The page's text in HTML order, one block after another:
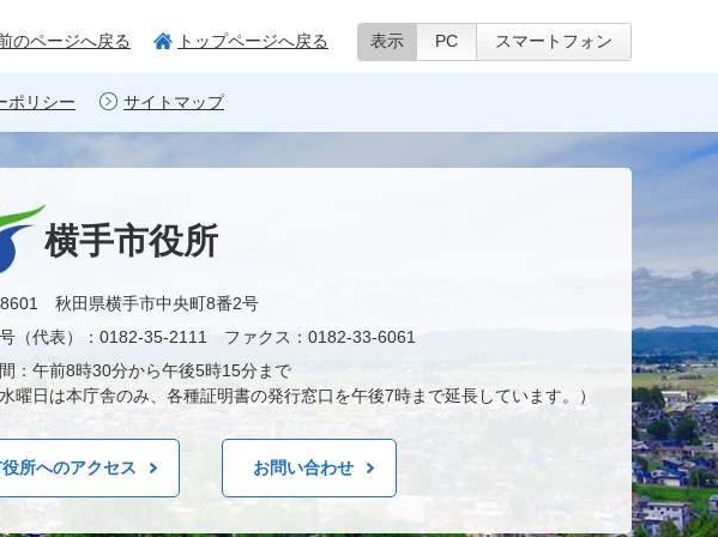
のページへ戻る トップページへ戻る 表示 PC スマートフォン
ポリシー サイトマップ
横手市役所
秋田県横手市中央町8番2号
（代表）：0182-35-2111 ファクス：0182-33-6061
：午前8時30分から午後5時15分まで
水曜日は本庁舎のみ、各種証明書の発行窓口を午後7時まで延長しています。）
所へのアクセス お問い合わせ